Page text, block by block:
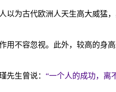
为古代欧洲人天生高大威猛
不容忽视。此外，较高的身
先生曾说： “一个人的成功，离